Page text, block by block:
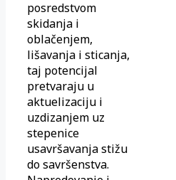
posredstvom
skidanja i
oblačenjem,
lišavanja i sticanja,
taj potencijal
pretvaraju u
aktuelizaciju i
uzdizanjem uz
stepenice
usavršavanja stižu
do savršenstva.